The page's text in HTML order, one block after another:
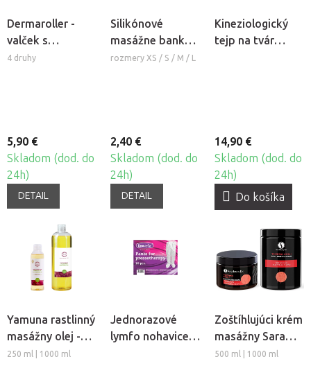
Dermaroller -
valček s
mikroihlami
4 druhy
5,90 €
Skladom (dod. do
24h)
DETAIL
Silikónové
masážne banky
Fabulo Bell
rozmery XS / S / M / L
2,40 €
Skladom (dod. do
24h)
DETAIL
Kineziologický
tejp na tvár
14,90 €
Skladom (dod. do
24h)
Do košíka
Yamuna rastlinný
masážny olej -
Hrozno
250 ml | 1000 ml
Jednorazové
lymfo nohavice z
Zoštíhlujúci krém
masážny Sara
Beauty Spa -
500 ml | 1000 ml